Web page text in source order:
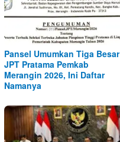
Pansel Umumkan Tiga Besar
JPT Pratama Pemkab
Merangin 2026, Ini Daftar
Namanya